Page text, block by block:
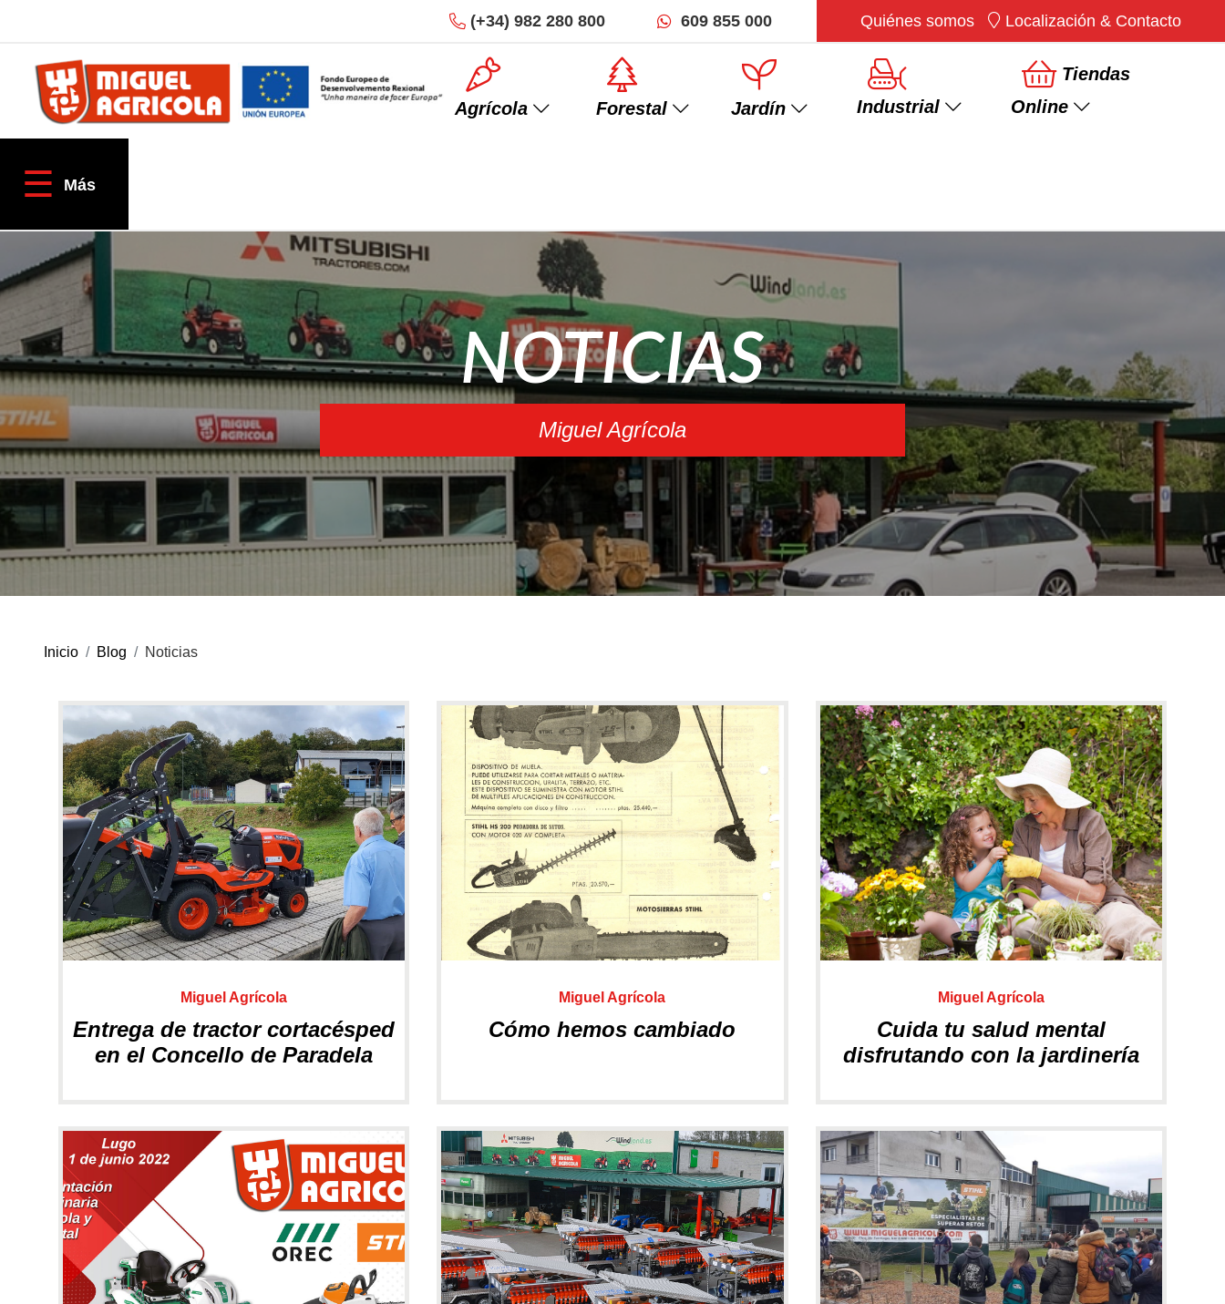
(+34) 982 280 800 609 855 000 Quiénes somos Localización & Contacto
Agrícola Forestal Jardín Industrial
Tiendas
Online
☰ Más
×
QUIÉNES SOMOS
Empresa
Localización & Contacto
TIENDAS ONLINE
Miguel Agrícola
Inforecambios
BLOG
Noticias
Consejos
MULTIMEDIA
Videos
MARCAS
Nuestras marcas
CATÁLOGOS
Ofertas
Productos
AGRÍCOLA
Tractores TAFE Minitractores Trituradoras
Retroexcavadoras Arados Arranca patatas Motoazadas Atomizadores
FORESTAL Ver más
Motosierras Desbrozadoras Repuestos Lubricantes Máquinas de batería
NOTICIAS
Miguel Agrícola
Inicio Blog Noticias
Miguel Agrícola
Entrega de tractor cortacésped
en el Concello de Paradela
Miguel Agrícola
Cómo hemos cambiado
Miguel Agrícola
Cuida tu salud mental
disfrutando con la jardinería